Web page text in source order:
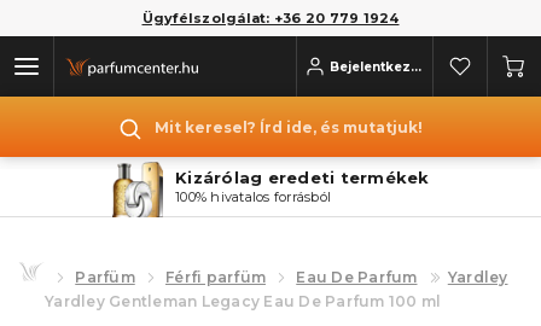
Ügyfélszolgálat: +36 20 779 1924
Bejelentkezés
Mit keresel? Írd ide, és mutatjuk!
Kizárólag eredeti termékek
100% hivatalos forrásból
Parfüm Férfi parfüm Eau De Parfum
Yardley
Yardley Gentleman Legacy Eau De Parfum 100 ml